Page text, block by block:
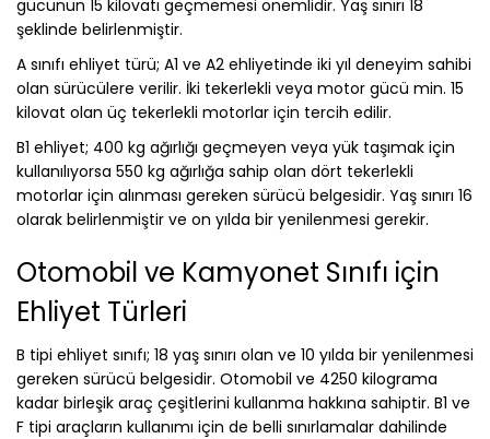
gücünün 15 kilovatı geçmemesi önemlidir. Yaş sınırı 18
şeklinde belirlenmiştir.
A sınıfı ehliyet türü; A1 ve A2 ehliyetinde iki yıl deneyim sahibi
olan sürücülere verilir. İki tekerlekli veya motor gücü min. 15
kilovat olan üç tekerlekli motorlar için tercih edilir.
B1 ehliyet; 400 kg ağırlığı geçmeyen veya yük taşımak için
kullanılıyorsa 550 kg ağırlığa sahip olan dört tekerlekli
motorlar için alınması gereken sürücü belgesidir. Yaş sınırı 16
olarak belirlenmiştir ve on yılda bir yenilenmesi gerekir.
Otomobil ve Kamyonet Sınıfı için
Ehliyet Türleri
B tipi ehliyet sınıfı; 18 yaş sınırı olan ve 10 yılda bir yenilenmesi
gereken sürücü belgesidir. Otomobil ve 4250 kilograma
kadar birleşik araç çeşitlerini kullanma hakkına sahiptir. B1 ve
F tipi araçların kullanımı için de belli sınırlamalar dahilinde